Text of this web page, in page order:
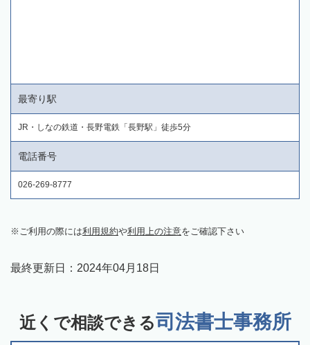
最寄り駅
JR・しなの鉄道・長野電鉄「長野駅」徒歩5分
電話番号
026-269-8777
ご利用の際には利用規約や利用上の注意をご確認下さい
最終更新日： 2024年04月18日
近くで相談できる司法書士事務所